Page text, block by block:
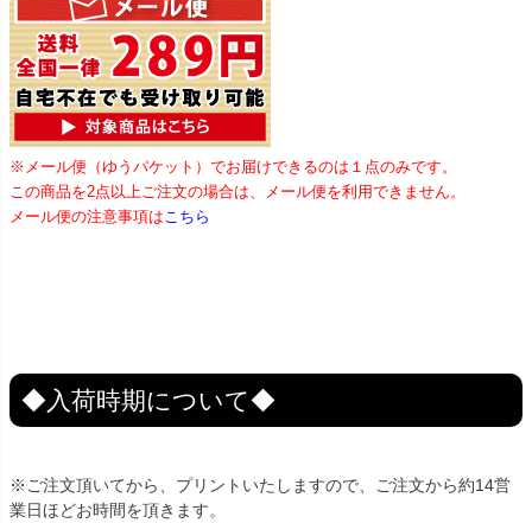
※メール便（ゆうパケット）でお届けできるのは１点のみです。
この商品を2点以上ご注文の場合は、メール便を利用できません。
メール便の注意事項は こちら
◆入荷時期について◆
※ご注文頂いてから、プリントいたしますので、ご注文から約14営
業日ほどお時間を頂きます。